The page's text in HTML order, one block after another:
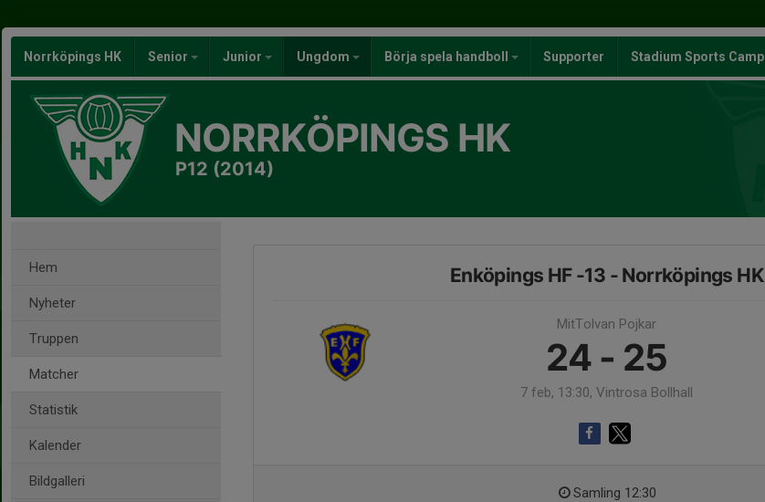
Norrköpings HK Senior Junior Ungdom Börja spela handboll Supporter Stadium Sports Camp
NORRKÖPINGS HK
P12 (2014)
Hem
Nyheter
Truppen
Matcher
Statistik
Kalender
Bildgalleri
Enköpings HF -13 - Norrköpings HK
MitTolvan Pojkar
24 - 25
7 feb, 13:30, Vintrosa Bollhall
Samling 12:30